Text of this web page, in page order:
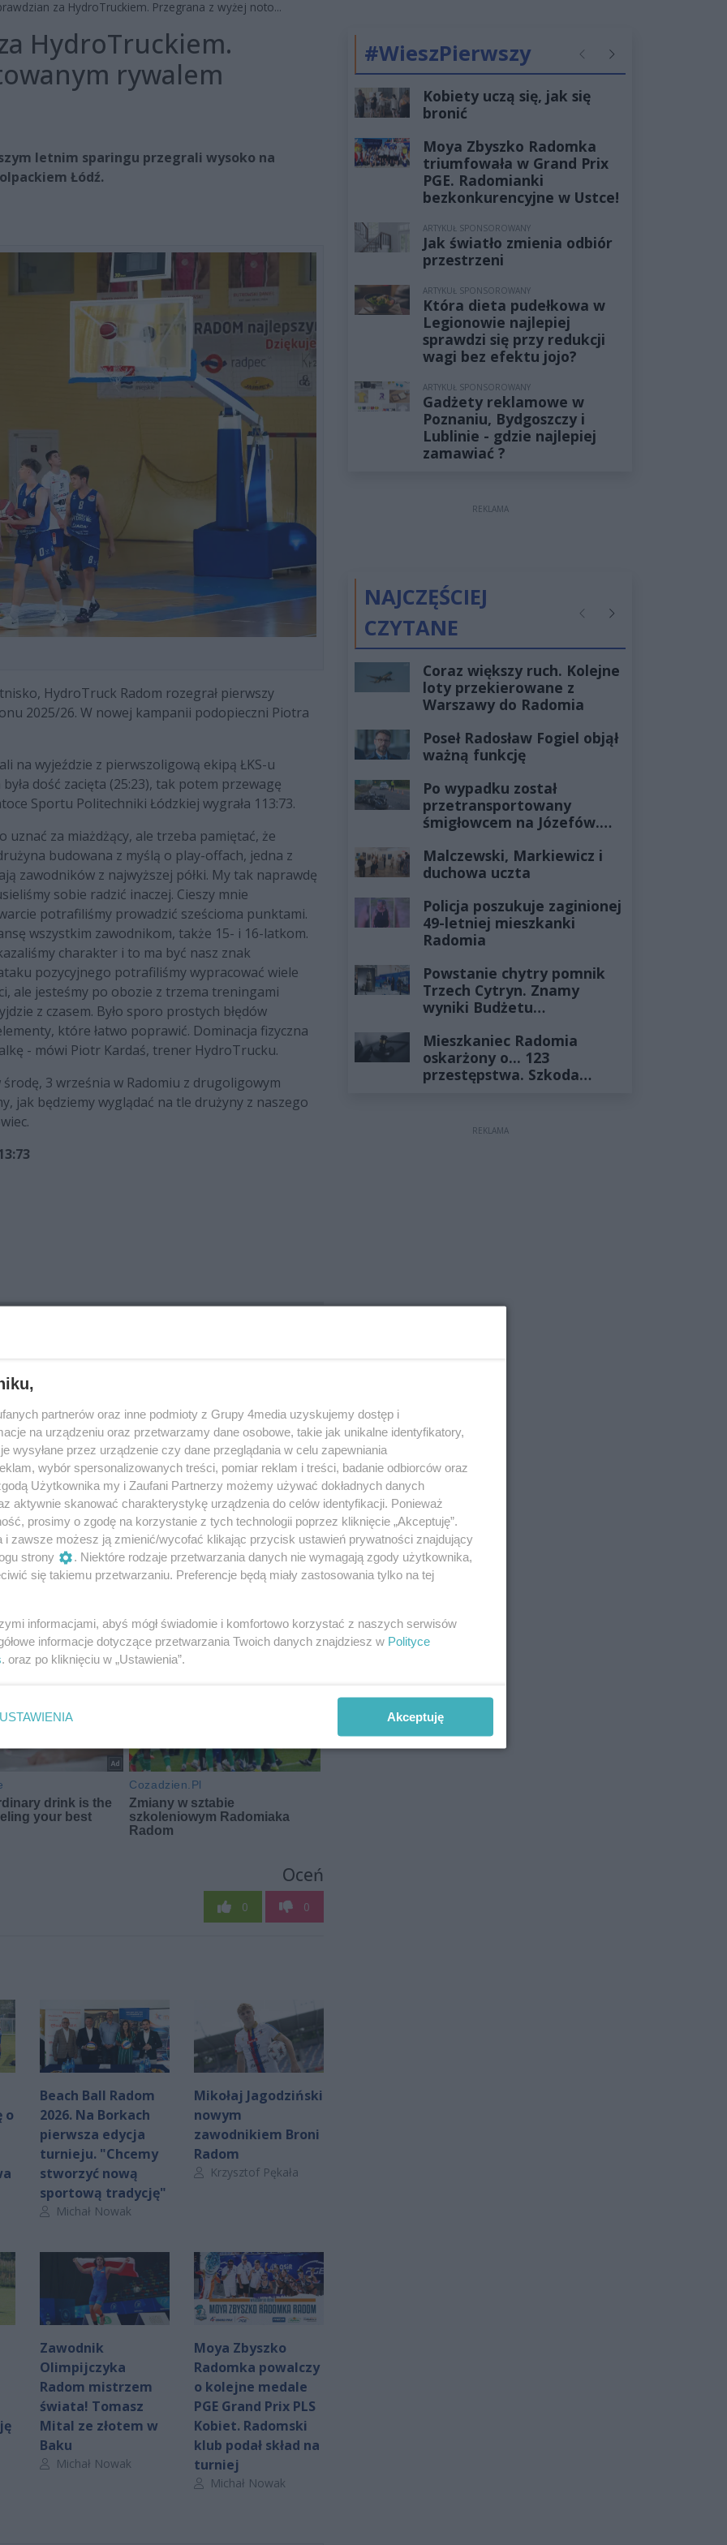
za HydroTruckiem. Przegrana z wyżej noto...
HydroTruckiem.
rywalem
letnim sparingu przegrali wysoko na
Łódź.
HydroTruck Radom rozegrał pierwszy
2025/26. W nowej kampanii podopieczni Piotra
na wyjeździe z pierwszoligową ekipą ŁKS-u
dość zacięta (25:23), tak potem przewagę
Sportu Politechniki Łódzkiej wygrała 113:73.
za miażdżący, ale trzeba pamiętać, że
budowana z myślą o play-offach, jedna z
zawodników z najwyższej półki. My tak naprawdę
sobie radzić inaczej. Cieszy mnie
potrafiliśmy prowadzić sześcioma punktami.
wszystkim zawodnikom, także 15- i 16-latkom.
charakter i to ma być nasz znak
pozycyjnego potrafiliśmy wypracować wiele
ale jesteśmy po obozie z trzema treningami
z czasem. Było sporo prostych błędów
które łatwo poprawić. Dominacja fizyczna
- mówi Piotr Kardaś, trener HydroTrucku.
3 września w Radomiu z drugoligowym
jak będziemy wyglądać na tle drużyny z naszego
Łódź
Oceń
0 0
o
Beach Ball Radom
2026. Na Borkach
pierwsza edycja
turnieju. "Chcemy
stworzyć nową
sportową tradycję"
Autor artykułu:
Michał Nowak
Mikołaj Jagodziński
nowym
zawodnikiem Broni
Radom
Autor artykułu:
Krzysztof Pękała
Zawodnik
Olimpijczyka
Radom mistrzem
świata! Tomasz
Mital ze złotem w
Baku
Autor artykułu:
Michał Nowak
Moya Zbyszko
Radomka powalczy
o kolejne medale
PGE Grand Prix PLS
Kobiet. Radomski
klub podał skład na
turniej
Autor artykułu:
Michał Nowak
#WieszPierwszy PoprzednieNastępne
Kobiety uczą się, jak się
bronić
Moya Zbyszko Radomka
triumfowała w Grand Prix
PGE. Radomianki
bezkonkurencyjne w Ustce!
ARTYKUŁ SPONSOROWANY
Jak światło zmienia odbiór
przestrzeni
ARTYKUŁ SPONSOROWANY
Która dieta pudełkowa w
Legionowie najlepiej
sprawdzi się przy redukcji
wagi bez efektu jojo?
ARTYKUŁ SPONSOROWANY
Gadżety reklamowe w
Poznaniu, Bydgoszczy i
Lublinie - gdzie najlepiej
zamawiać ?
REKLAMA
NAJCZĘŚCIEJ
CZYTANE
PoprzednieNastępne
Coraz większy ruch. Kolejne
loty przekierowane z
Warszawy do Radomia
Poseł Radosław Fogiel objął
ważną funkcję
Po wypadku został
przetransportowany
śmigłowcem na Józefów.
żyłach
Malczewski, Markiewicz i
duchowa uczta
Policja poszukuje zaginionej
49-letniej mieszkanki
Radomia
Powstanie chytry pomnik
Trzech Cytryn. Znamy
wyniki Budżetu
Mieszkaniec Radomia
oskarżony o... 123
przestępstwa. Szkoda
REKLAMA
partnerów oraz inne podmioty z Grupy 4media uzyskujemy dostęp i
na urządzeniu oraz przetwarzamy dane osobowe, takie jak unikalne identyfikatory,
wysyłane przez urządzenie czy dane przeglądania w celu zapewniania
wybór spersonalizowanych treści, pomiar reklam i treści, badanie odbiorców oraz
Użytkownika my i Zaufani Partnerzy możemy używać dokładnych danych
aktywnie skanować charakterystykę urządzenia do celów identyfikacji. Ponieważ
prosimy o zgodę na korzystanie z tych technologii poprzez kliknięcie „Akceptuję”.
i zawsze możesz ją zmienić/wycofać klikając przycisk ustawień prywatności znajdujący
strony
. Niektóre rodzaje przetwarzania danych nie wymagają zgody użytkownika,
się takiemu przetwarzaniu. Preferencje będą miały zastosowania tylko na tej
informacjami, abyś mógł świadomie i komfortowo korzystać z naszych serwisów
informacje dotyczące przetwarzania Twoich danych znajdziesz w Polityce
. oraz po kliknięciu w „Ustawienia”.
USTAWIENIA Akceptuję